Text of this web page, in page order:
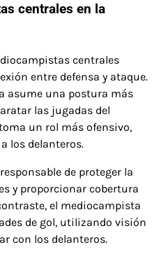
centrales en la
centrales
entre defensa y ataque.
asume una postura más
las jugadas del
un rol más ofensivo,
los delanteros.
de proteger la
y proporcionar cobertura
el mediocampista
de gol, utilizando visión
con los delanteros.